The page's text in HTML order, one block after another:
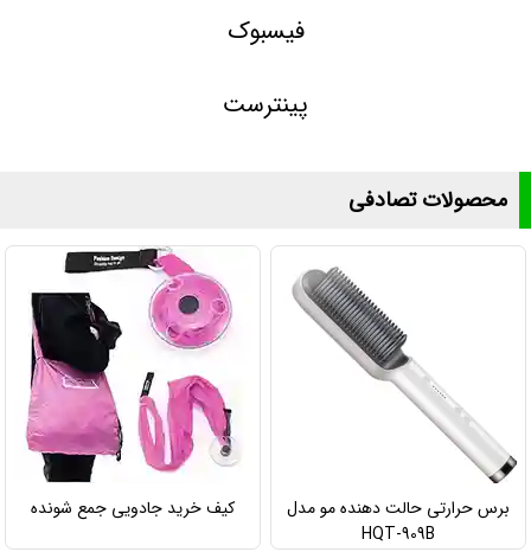
فیسبوک
پینترست
محصولات تصادفی
برس حرارتی حالت دهنده مو مدل
HQT-909B
کیف خرید جادویی جمع شونده